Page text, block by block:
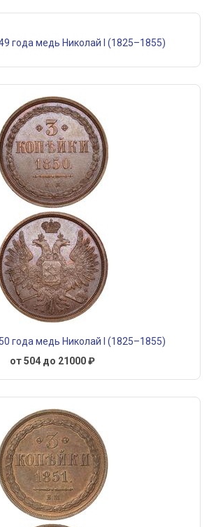
года медь Николай I (1825–1855)
года медь Николай I (1825–1855)
от 504 до 21000 ₽